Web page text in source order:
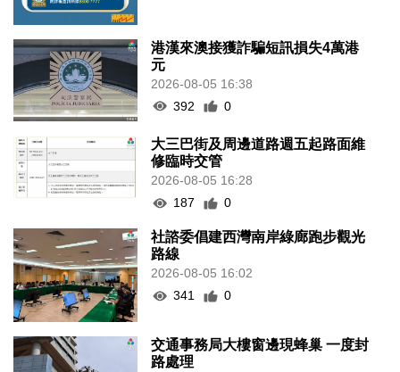
港漢來澳接獲詐騙短訊損失4萬港
元
2026-08-05 16:38
392
0
大三巴街及周邊道路週五起路面維
修臨時交管
2026-08-05 16:28
187
0
社諮委倡建西灣南岸綠廊跑步觀光
路線
2026-08-05 16:02
341
0
交通事務局大樓窗邊現蜂巢 一度封
路處理